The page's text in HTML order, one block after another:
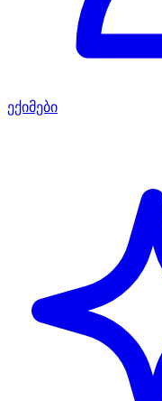
ექიმები